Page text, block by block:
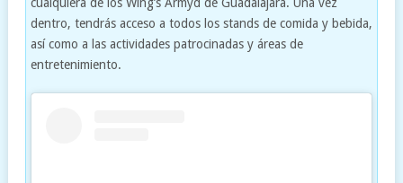
dentro, tendrás acceso a todos los stands de comida y bebida,
así como a las actividades patrocinadas y áreas de
entretenimiento.